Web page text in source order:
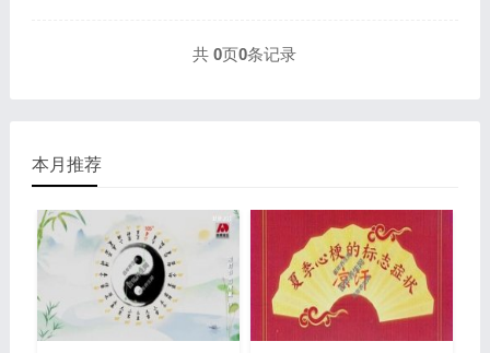
共0页0条记录
本月推荐